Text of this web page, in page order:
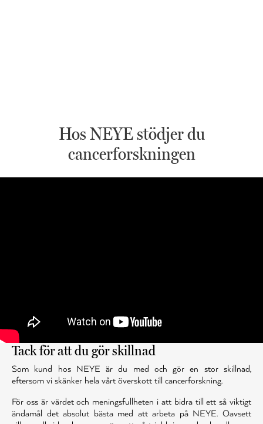
Hos NEYE stödjer du
cancerforskningen
Tack för att du gör skillnad
Som kund hos NEYE är du med och gör en stor skillnad,
eftersom vi skänker hela vårt överskott till cancerforskning.
För oss är värdet och meningsfullheten i att bidra till ett så viktigt
ändamål det absolut bästa med att arbeta på NEYE. Oavsett